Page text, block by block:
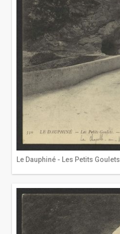
Le Dauphiné - Les Petits Goulets